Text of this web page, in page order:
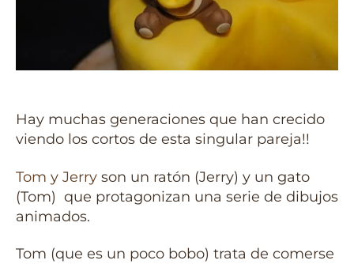
Hay muchas generaciones que han crecido
viendo los cortos de esta singular pareja!!
Tom y Jerry son un ratón (Jerry) y un gato
(Tom) que protagonizan una serie de dibujos
animados.
Tom (que es un poco bobo) trata de comerse